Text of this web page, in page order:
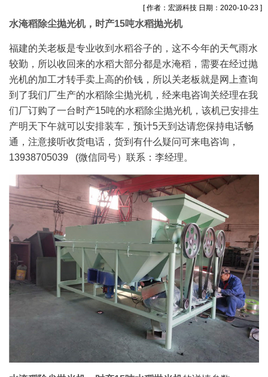
[ 作者：宏源科技 日期：2020-10-23 ]
水淹稻除尘抛光机，时产15吨水稻抛光机
福建的关老板是专业收到水稻谷子的，这不今年的天气雨水
较勤，所以收回来的水稻大部分都是水淹稻，需要在经过抛
光机的加工才转手卖上高的价钱，所以关老板就是网上查询
到了我们厂生产的水稻除尘抛光机，经来电咨询关经理在我
们厂订购了一台时产15吨的水稻除尘抛光机，该机已安排生
产明天下午就可以安排装车，预计5天到达请您保持电话畅
通，注意接听收货电话，货到有什么疑问可来电咨询，
13938705039 (微信同号）联系：李经理。